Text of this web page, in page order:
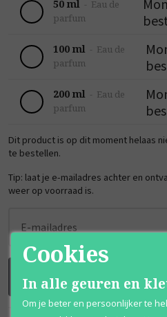
50 ml - Eau de
parfum
100 ml - Eau de
parfum
200 ml - Eau de
parfum
Dit product is op dit moment helaas
te bestellen.
Tip: laat je e-mailadres achter en
weer op voorraad is.
E-mailadres
BRENG ME OP
Cookies
In alle geuren en
Om je beter en persoonlijker te